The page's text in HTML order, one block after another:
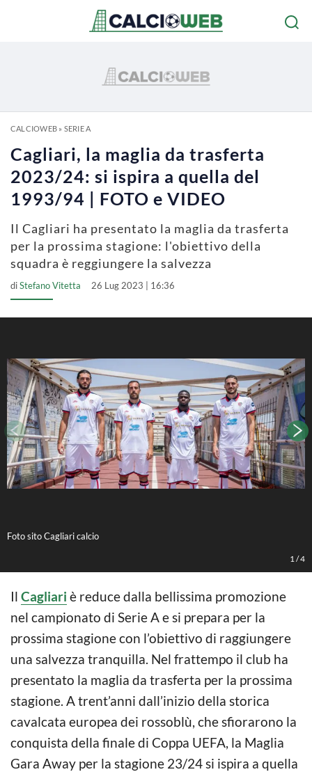
CALCIOWEB» SERIE A
Cagliari, la maglia da trasferta
2023/24: si ispira a quella del
1993/94 | FOTO e VIDEO
Il Cagliari ha presentato la maglia da trasferta
per la prossima stagione: l'obiettivo della
squadra è reggiungere la salvezza
diStefano Vitetta 26 Lug 2023 | 16:36
Foto sito Cagliari calcio
1 /4
Il Cagliari è reduce dalla bellissima promozione
nel campionato di Serie A e si prepara per la
prossima stagione con l’obiettivo di raggiungere
una salvezza tranquilla. Nel frattempo il club ha
presentato la maglia da trasferta per la prossima
stagione. A trent’anni dall’inizio della storica
cavalcata europea dei rossoblù, che sfiorarono la
conquista della finale di Coppa UEFA, la Maglia
Gara Away per la stagione 23/24 si ispira a quella